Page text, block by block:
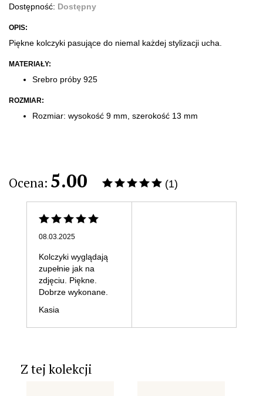
Dostępność: Dostępny
OPIS:
Piękne kolczyki pasujące do niemal każdej stylizacji ucha.
MATERIAŁY:
Srebro próby 925
ROZMIAR:
Rozmiar: wysokość 9 mm, szerokość 13 mm
Ocena: 5.00 (1)
08.03.2025
Kolczyki wyglądają
zupełnie jak na
zdjęciu. Piękne.
Dobrze wykonane.
Kasia
Z tej kolekcji